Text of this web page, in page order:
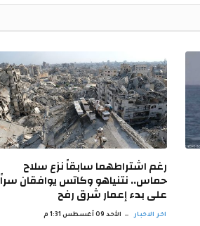
رغم اشتراطهما سابقاً نزع سلاح
حماس.. نتنياهو وكاتس يوافقان سراً
على بدء إعمار شرق رفح
اخر الاخبار الأحد 09 أغسطس 1:31 م